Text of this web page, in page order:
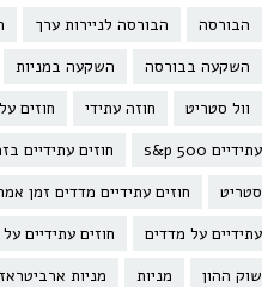
הבורסה
הבורסה לניירות ערך
השקעה בבורסה
השקעה במניות
וול סטריט
חוזה עתידי חוזים
עתידיים s&p 500
חוזים עתידיים
סטריט
חוזים עתידיים מדדים זמן
עתידיים על מדדים
חוזים עתידיים
שוק ההון
מניות מניות ארביטראז